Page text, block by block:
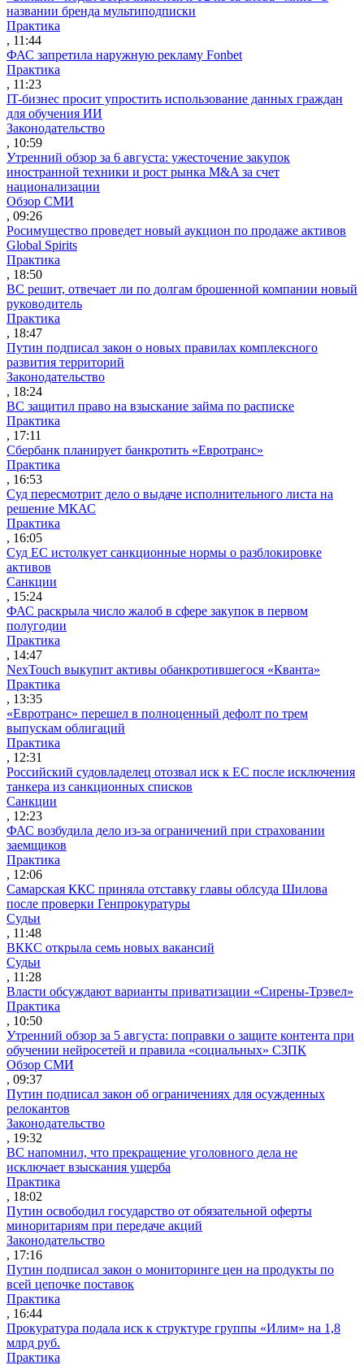
названии бренда мультиподписки
Практика
, 11:44
ФАС запретила наружную рекламу Fonbet
Практика
, 11:23
IT-бизнес просит упростить использование данных граждан
для обучения ИИ
Законодательство
, 10:59
Утренний обзор за 6 августа: ужесточение закупок
иностранной техники и рост рынка M&A за счет
национализации
Обзор СМИ
, 09:26
Росимущество проведет новый аукцион по продаже активов
Global Spirits
Практика
, 18:50
ВС решит, отвечает ли по долгам брошенной компании новый
руководитель
Практика
, 18:47
Путин подписал закон о новых правилах комплексного
развития территорий
Законодательство
, 18:24
ВС защитил право на взыскание займа по расписке
Практика
, 17:11
Сбербанк планирует банкротить «Евротранс»
Практика
, 16:53
Суд пересмотрит дело о выдаче исполнительного листа на
решение МКАС
Практика
, 16:05
Суд ЕС истолкует санкционные нормы о разблокировке
активов
Санкции
, 15:24
ФАС раскрыла число жалоб в сфере закупок в первом
полугодии
Практика
, 14:47
NexTouch выкупит активы обанкротившегося «Кванта»
Практика
, 13:35
«Евротранс» перешел в полноценный дефолт по трем
выпускам облигаций
Практика
, 12:31
Российский судовладелец отозвал иск к ЕС после исключения
танкера из санкционных списков
Санкции
, 12:23
ФАС возбудила дело из-за ограничений при страховании
заемщиков
Практика
, 12:06
Самарская ККС приняла отставку главы облсуда Шилова
после проверки Генпрокуратуры
Судьи
, 11:48
ВККС открыла семь новых вакансий
Судьи
, 11:28
Власти обсуждают варианты приватизации «Сирены-Трэвел»
Практика
, 10:50
Утренний обзор за 5 августа: поправки о защите контента при
обучении нейросетей и правила «социальных» СЗПК
Обзор СМИ
, 09:37
Путин подписал закон об ограничениях для осужденных
релокантов
Законодательство
, 19:32
ВС напомнил, что прекращение уголовного дела не
исключает взыскания ущерба
Практика
, 18:02
Путин освободил государство от обязательной оферты
миноритариям при передаче акций
Законодательство
, 17:16
Путин подписал закон о мониторинге цен на продукты по
всей цепочке поставок
Практика
, 16:44
Прокуратура подала иск к структуре группы «Илим» на 1,8
млрд руб.
Практика